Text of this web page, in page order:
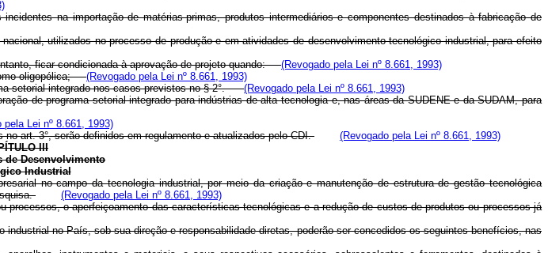
na importação de matérias-primas, produtos intermediários e componentes destinados à fabricação de
utilizados no processo de produção e em atividades de desenvolvimento tecnológico industrial, para efeito
ficar condicionada à aprovação de projeto quando:(Revogado pela Lei nº 8.661, 1993)
como oligopólica;(Revogado pela Lei nº 8.661, 1993)
setorial integrado nos casos previstos no § 2°.(Revogado pela Lei nº 8.661, 1993)
de programa setorial integrado para indústrias de alta tecnologia e, nas áreas da SUDENE e da SUDAM, para
pela Lei nº 8.661, 1993)
art. 3°, serão definidos em regulamento e atualizados pelo CDI.
(Revogado pela Lei nº 8.661, 1993)
III
de Desenvolvimento
Industrial
no campo da tecnologia industrial, por meio da criação e manutenção de estrutura de gestão tecnológica
(Revogado pela Lei nº 8.661, 1993)
o aperfeiçoamento das características tecnológicas e a redução de custos de produtos ou processos já
no País, sob sua direção e responsabilidade diretas, poderão ser concedidos os seguintes benefícios, nas